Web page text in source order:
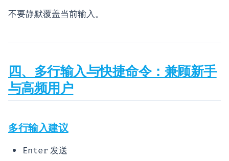
不要静默覆盖当前输入。
四、多行输入与快捷命令：兼顾新手
与高频用户
多行输入建议
Enter发送